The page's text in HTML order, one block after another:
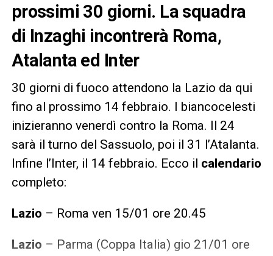
prossimi 30 giorni. La squadra
di Inzaghi incontrerà Roma,
Atalanta ed Inter
30 giorni di fuoco attendono la Lazio da qui
fino al prossimo 14 febbraio. I biancocelesti
inizieranno venerdì contro la Roma. Il 24
sarà il turno del Sassuolo, poi il 31 l’Atalanta.
Infine l’Inter, il 14 febbraio. Ecco il calendario
completo:
Lazio – Roma ven 15/01 ore 20.45
Lazio – Parma (Coppa Italia) gio 21/01 ore